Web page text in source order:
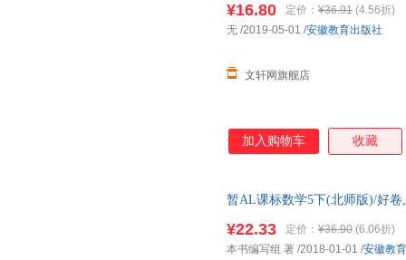
¥16.80 定价： ¥36.91 (4.56折)
文轩网旗舰店
无 /2019-05-01 /安徽教育出版社
加入购物车 收藏
暂AL课标数学5下(北师版)/好
13284178503
¥22.33 定价： ¥36.90 (6.06折)
本书编写组 著 /2018-01-01 /安徽教